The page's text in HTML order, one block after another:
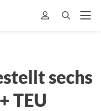
sechs
TEU